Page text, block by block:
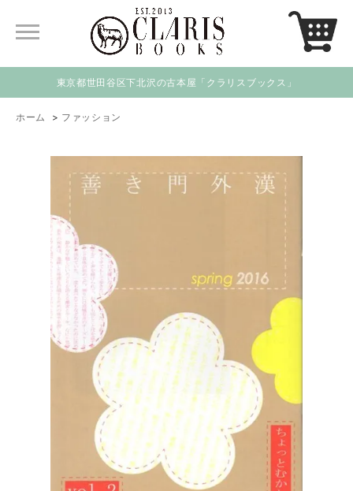
東京都世田谷区下北沢の古本屋「クラリスブックス」
ホーム > ファッション